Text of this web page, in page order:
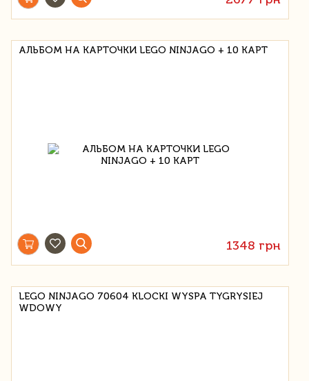
АЛЬБОМ НА КАРТОЧКИ LEGO NINJAGO + 10 КАРТ
1348 грн
LEGO NINJAGO 70604 KLOCKI WYSPA TYGRYSIEJ
WDOWY